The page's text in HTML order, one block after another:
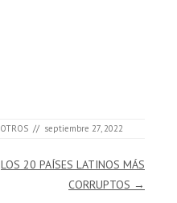
OTROS // septiembre 27, 2022
LOS 20 PAÍSES LATINOS MÁS
CORRUPTOS →